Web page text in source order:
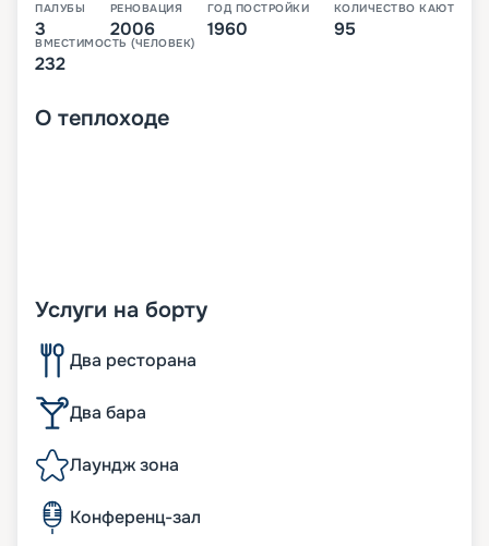
ПАЛУБЫ
3
РЕНОВАЦИЯ
2006
ГОД ПОСТРОЙКИ
1960
КОЛИЧЕСТВО КАЮТ
95
ВМЕСТИМОСТЬ (ЧЕЛОВЕК)
232
О теплоходе
Услуги на борту
Два ресторана
Два бара
Лаундж зона
Конференц-зал